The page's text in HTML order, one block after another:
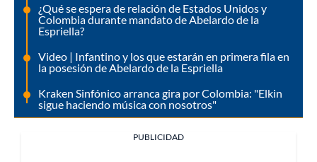
¿Qué se espera de relación de Estados Unidos y
Colombia durante mandato de Abelardo de la
Espriella?
Video | Infantino y los que estarán en primera fila en
la posesión de Abelardo de la Espriella
Kraken Sinfónico arranca gira por Colombia: "Elkin
sigue haciendo música con nosotros"
PUBLICIDAD